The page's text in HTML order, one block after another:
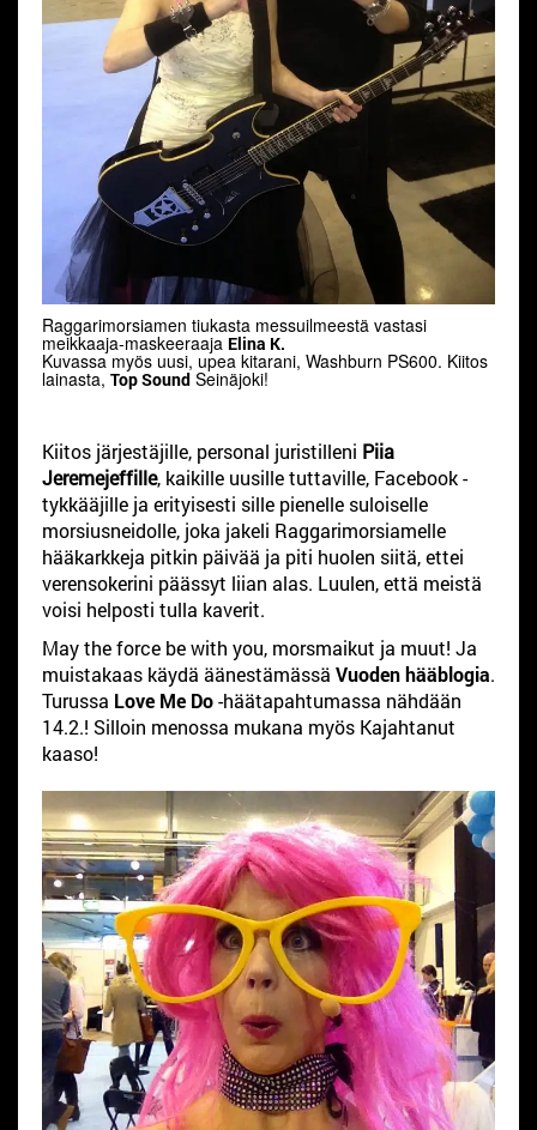
Raggarimorsiamen tiukasta messuilmeestä vastasi
meikkaaja-maskeeraaja Elina K.
Kuvassa myös uusi, upea kitarani, Washburn PS600. Kiitos
lainasta, Top Sound Seinäjoki!
Kiitos järjestäjille, personal juristilleni Piia
Jeremejeffille, kaikille uusille tuttaville, Facebook -
tykkääjille ja erityisesti sille pienelle suloiselle
morsiusneidolle, joka jakeli Raggarimorsiamelle
hääkarkkeja pitkin päivää ja piti huolen siitä, ettei
verensokerini päässyt liian alas. Luulen, että meistä
voisi helposti tulla kaverit.
May the force be with you, morsmaikut ja muut! Ja
muistakaas käydä äänestämässä Vuoden hääblogia.
Turussa Love Me Do-häätapahtumassa nähdään
14.2.! Silloin menossa mukana myös Kajahtanut
kaaso!